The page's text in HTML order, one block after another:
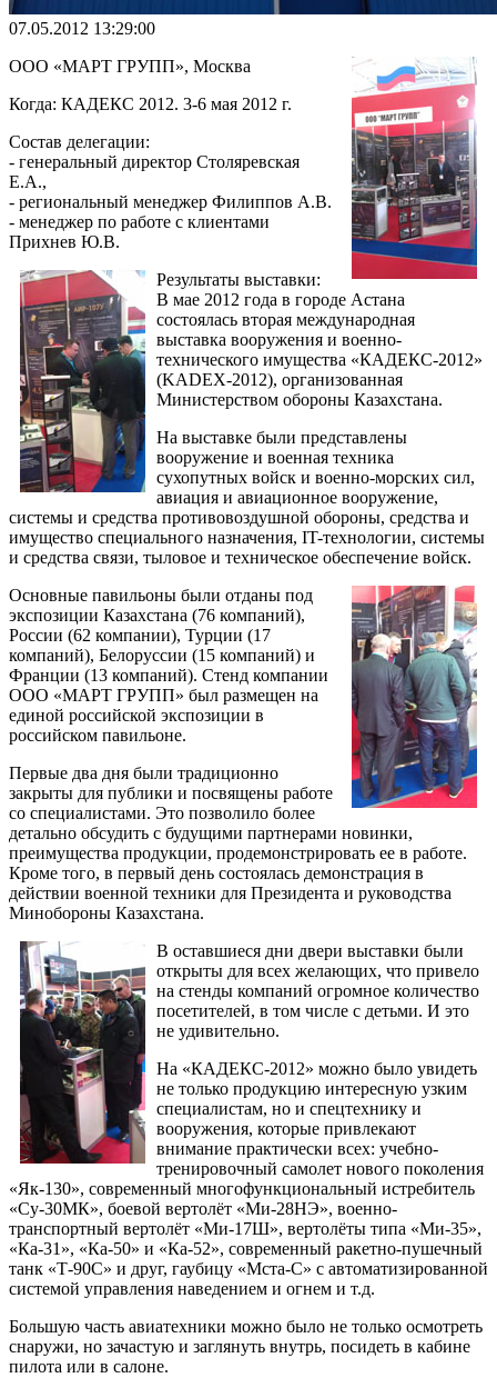
07.05.2012 13:29:00
ООО «МАРТ ГРУПП», Москва
Когда: КАДЕКС 2012. 3-6 мая 2012 г.
Состав делегации:
- генеральный директор Столяревская
Е.А.,
- региональный менеджер Филиппов А.В.
- менеджер по работе с клиентами
Прихнев Ю.В.
Результаты выставки:
В мае 2012 года в городе Астана
состоялась вторая международная
выставка вооружения и военно-
технического имущества «КАДЕКС-2012»
(KADEX-2012), организованная
Министерством обороны Казахстана.
На выставке были представлены
вооружение и военная техника
сухопутных войск и военно-морских сил,
авиация и авиационное вооружение,
системы и средства противовоздушной обороны, средства и
имущество специального назначения, IT-технологии, системы
и средства связи, тыловое и техническое обеспечение войск.
Основные павильоны были отданы под
экспозиции Казахстана (76 компаний),
России (62 компании), Турции (17
компаний), Белоруссии (15 компаний) и
Франции (13 компаний). Стенд компании
ООО «МАРТ ГРУПП» был размещен на
единой российской экспозиции в
российском павильоне.
Первые два дня были традиционно
закрыты для публики и посвящены работе
со специалистами. Это позволило более
детально обсудить с будущими партнерами новинки,
преимущества продукции, продемонстрировать ее в работе.
Кроме того, в первый день состоялась демонстрация в
действии военной техники для Президента и руководства
Минобороны Казахстана.
В оставшиеся дни двери выставки были
открыты для всех желающих, что привело
на стенды компаний огромное количество
посетителей, в том числе с детьми. И это
не удивительно.
На «КАДЕКС-2012» можно было увидеть
не только продукцию интересную узким
специалистам, но и спецтехнику и
вооружения, которые привлекают
внимание практически всех: учебно-
тренировочный самолет нового поколения
«Як-130», современный многофункциональный истребитель
«Су-30МК», боевой вертолёт «Ми-28НЭ», военно-
транспортный вертолёт «Ми-17Ш», вертолёты типа «Ми-35»,
«Ка-31», «Ка-50» и «Ка-52», современный ракетно-пушечный
танк «Т-90С» и друг, гаубицу «Мста-С» с автоматизированной
системой управления наведением и огнем и т.д.
Большую часть авиатехники можно было не только осмотреть
снаружи, но зачастую и заглянуть внутрь, посидеть в кабине
пилота или в салоне.